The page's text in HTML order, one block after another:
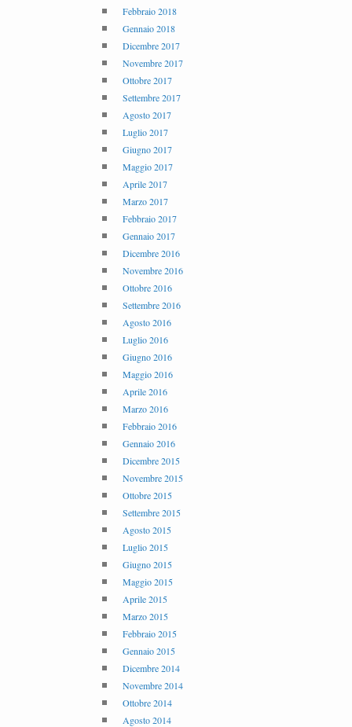
Febbraio 2018
Gennaio 2018
Dicembre 2017
Novembre 2017
Ottobre 2017
Settembre 2017
Agosto 2017
Luglio 2017
Giugno 2017
Maggio 2017
Aprile 2017
Marzo 2017
Febbraio 2017
Gennaio 2017
Dicembre 2016
Novembre 2016
Ottobre 2016
Settembre 2016
Agosto 2016
Luglio 2016
Giugno 2016
Maggio 2016
Aprile 2016
Marzo 2016
Febbraio 2016
Gennaio 2016
Dicembre 2015
Novembre 2015
Ottobre 2015
Settembre 2015
Agosto 2015
Luglio 2015
Giugno 2015
Maggio 2015
Aprile 2015
Marzo 2015
Febbraio 2015
Gennaio 2015
Dicembre 2014
Novembre 2014
Ottobre 2014
Agosto 2014